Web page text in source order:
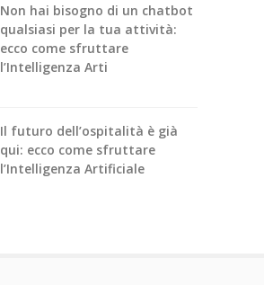
Non hai bisogno di un chatbot
qualsiasi per la tua attività:
ecco come sfruttare
l’Intelligenza Arti
Il futuro dell’ospitalità è già
qui: ecco come sfruttare
l’Intelligenza Artificiale